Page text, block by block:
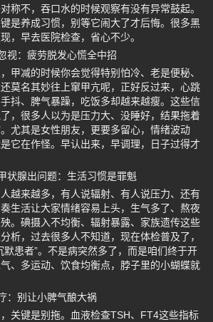
称不，吞口水的时候观察有没有异常鼓起。
是养成习惯，别等它闹大了才后悔。很多黑
，早去医院检查，省心不少。
视：疲劳脱发心慌全中招
甲减的时候你会觉得特别怕冷、老是便秘、
莫名其妙往上窜甲亢呢，正好反过来，心跳
抖、脾气暴躁，吃饭多却越来越瘦。这些信
，很多人以为是压力大、没睡好，结果拖着
尤其是女性朋友，更要多留心，情绪波动
它在作怪。早认出来，早调理，日子过得才
状腺出问题：生活习惯是罪魁
越来越多，有人说辐射、有人说压力、还有
生活让大家情绪容易上头，生气多了、熬夜
。碘摄入不均衡、辐射暴露、家族遗传这些
析，过去很多人不知道，现在体检普及了，
默患者”。不是病突然多了，而是咱们终于开
、多运动、饮食均衡点，脖子里的小蝴蝶就
：别让小脾气酿大祸
关键是别拖。血液检查TSH、FT4这些指标